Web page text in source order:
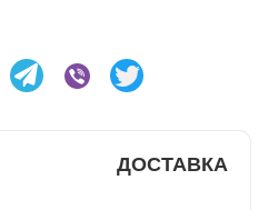
ДОСТАВКА